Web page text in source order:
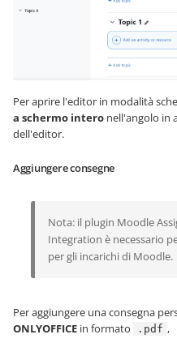
Per aprire l'editor in modalità
a schermo intero nell'angolo in
dell'editor.
Aggiungere consegne
Nota: il plugin Moodle
Integration è necessario
per gli incarichi di Moodle.
Per aggiungere una consegna
ONLYOFFICE in formato .pdf ,